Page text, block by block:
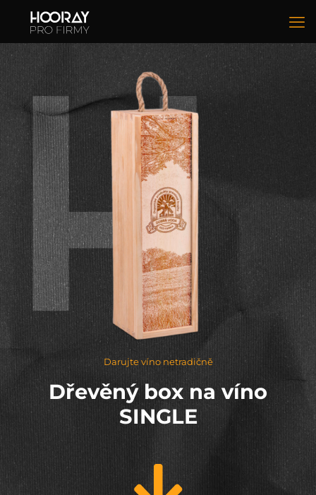
Darujte víno netradičně
Dřevěný box na víno
SINGLE